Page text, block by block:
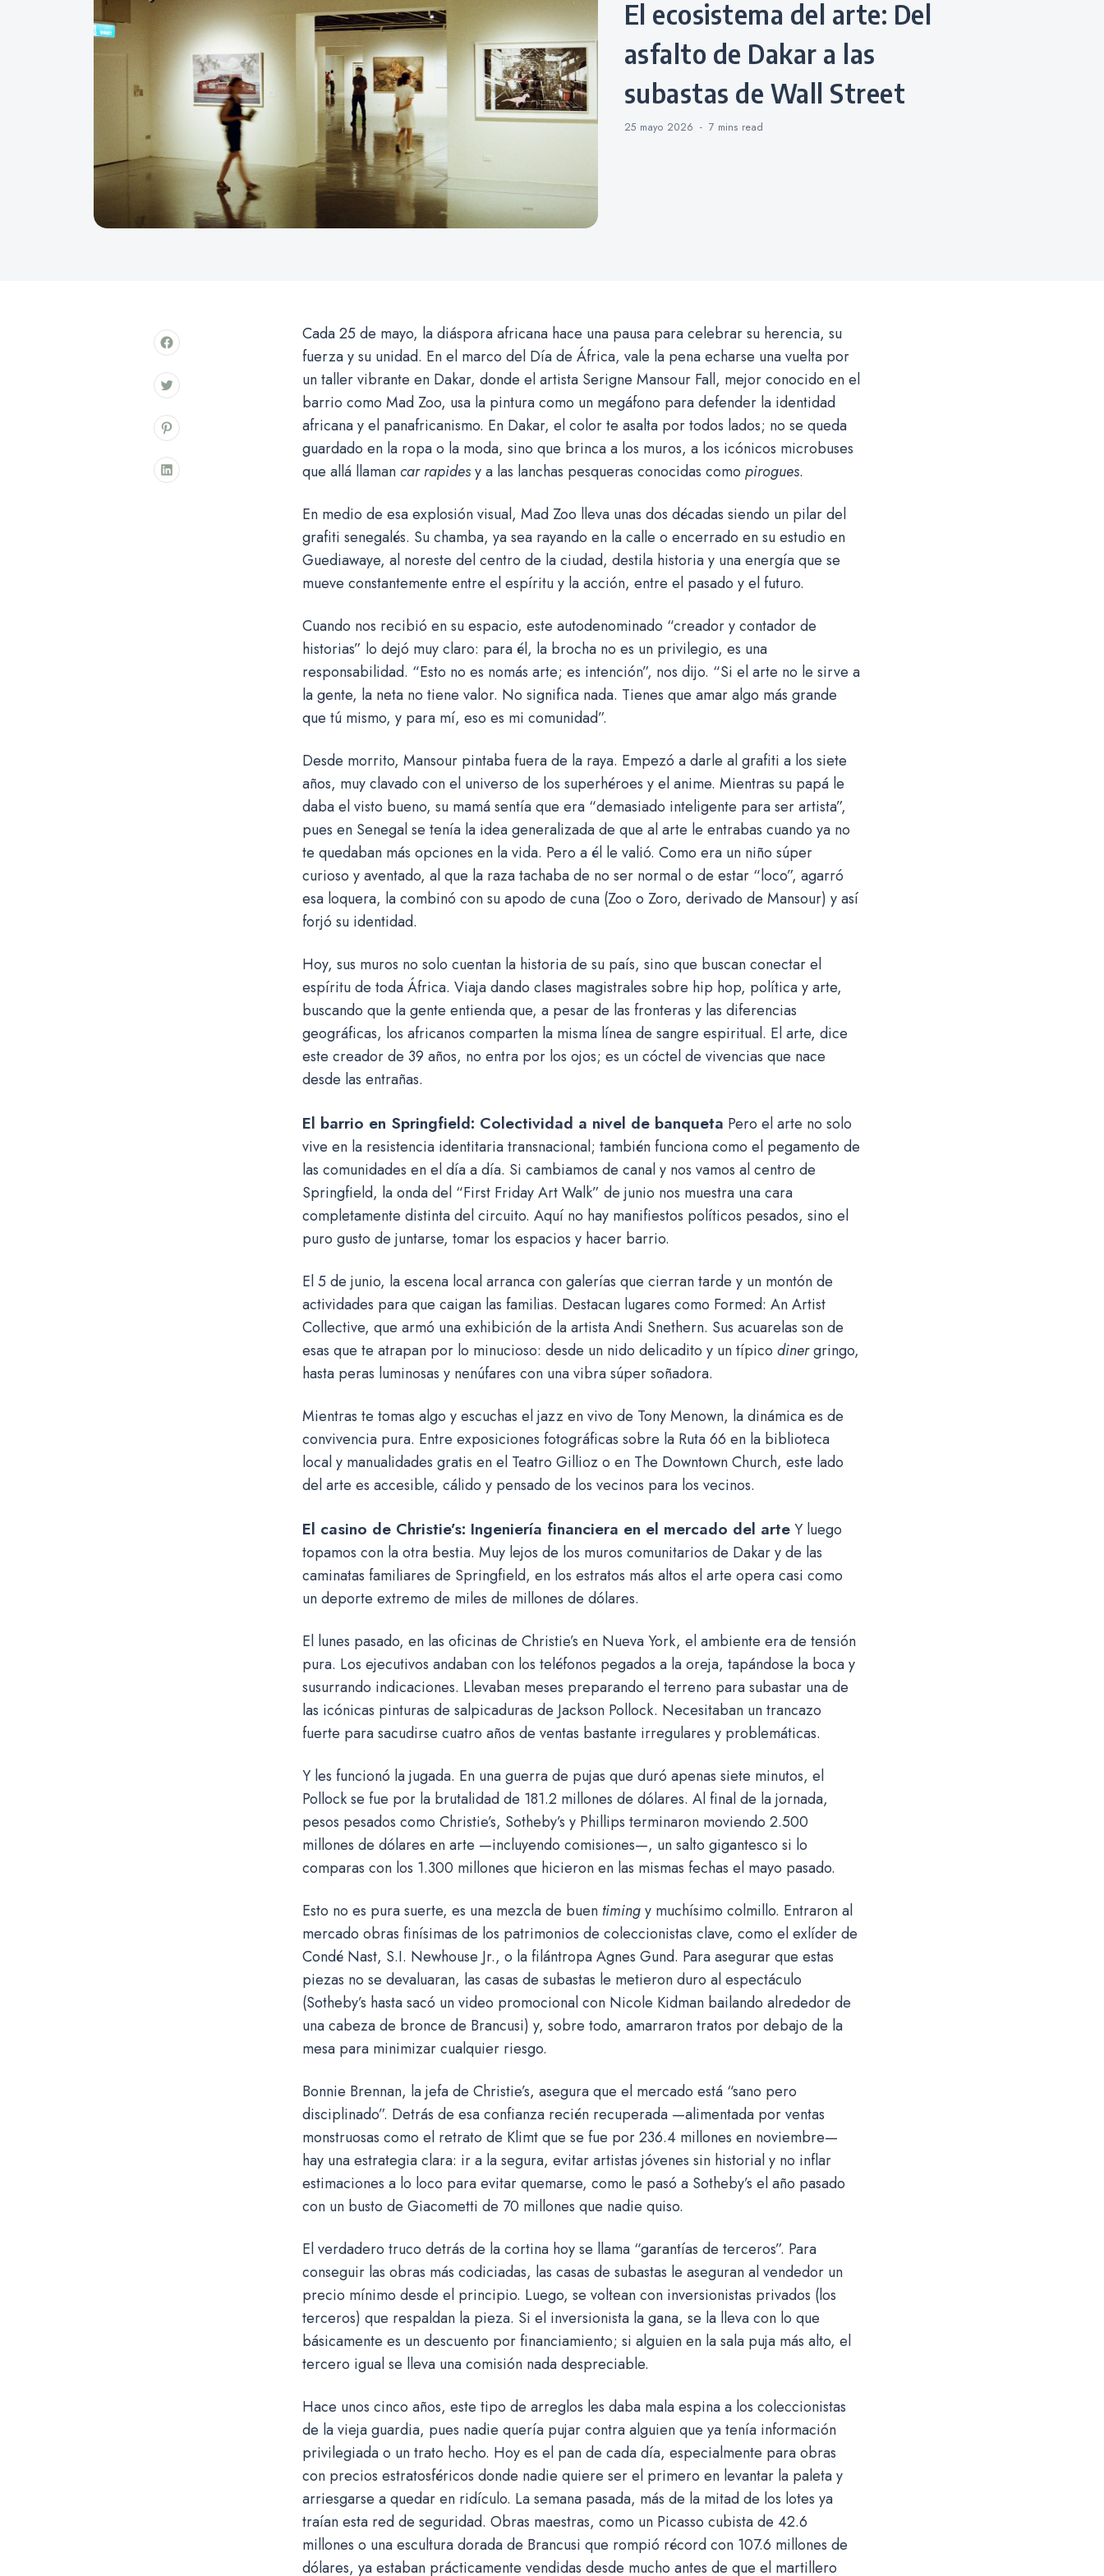
El ecosistema del arte: Del
asfalto de Dakar a las
subastas de Wall Street
25 mayo 2026 7 mins read
Cada 25 de mayo, la diáspora africana hace una pausa para celebrar su herencia, su
fuerza y su unidad. En el marco del Día de África, vale la pena echarse una vuelta por
un taller vibrante en Dakar, donde el artista Serigne Mansour Fall, mejor conocido en el
barrio como Mad Zoo, usa la pintura como un megáfono para defender la identidad
africana y el panafricanismo. En Dakar, el color te asalta por todos lados; no se queda
guardado en la ropa o la moda, sino que brinca a los muros, a los icónicos microbuses
que allá llamancar rapidesy a las lanchas pesqueras conocidas como pirogues.
En medio de esa explosión visual, Mad Zoo lleva unas dos décadas siendo un pilar del
grafiti senegalés. Su chamba, ya sea rayando en la calle o encerrado en su estudio en
Guediawaye, al noreste del centro de la ciudad, destila historia y una energía que se
mueve constantemente entre el espíritu y la acción, entre el pasado y el futuro.
Cuando nos recibió en su espacio, este autodenominado “creador y contador de
historias” lo dejó muy claro: para él, la brocha no es un privilegio, es una
responsabilidad. “Esto no es nomás arte; es intención”, nos dijo. “Si el arte no le sirve a
la gente, la neta no tiene valor. No significa nada. Tienes que amar algo más grande
que tú mismo, y para mí, eso es mi comunidad”.
Desde morrito, Mansour pintaba fuera de la raya. Empezó a darle al grafiti a los siete
años, muy clavado con el universo de los superhéroes y el anime. Mientras su papá le
daba el visto bueno, su mamá sentía que era “demasiado inteligente para ser artista”,
pues en Senegal se tenía la idea generalizada de que al arte le entrabas cuando ya no
te quedaban más opciones en la vida. Pero a él le valió. Como era un niño súper
curioso y aventado, al que la raza tachaba de no ser normal o de estar “loco”, agarró
esa loquera, la combinó con su apodo de cuna (Zoo o Zoro, derivado de Mansour) y así
forjó su identidad.
Hoy, sus muros no solo cuentan la historia de su país, sino que buscan conectar el
espíritu de toda África. Viaja dando clases magistrales sobre hip hop, política y arte,
buscando que la gente entienda que, a pesar de las fronteras y las diferencias
geográficas, los africanos comparten la misma línea de sangre espiritual. El arte, dice
este creador de 39 años, no entra por los ojos; es un cóctel de vivencias que nace
desde las entrañas.
El barrio en Springfield: Colectividad a nivel de banqueta Pero el arte no solo
vive en la resistencia identitaria transnacional; también funciona como el pegamento de
las comunidades en el día a día. Si cambiamos de canal y nos vamos al centro de
Springfield, la onda del “First Friday Art Walk” de junio nos muestra una cara
completamente distinta del circuito. Aquí no hay manifiestos políticos pesados, sino el
puro gusto de juntarse, tomar los espacios y hacer barrio.
El 5 de junio, la escena local arranca con galerías que cierran tarde y un montón de
actividades para que caigan las familias. Destacan lugares como Formed: An Artist
Collective, que armó una exhibición de la artista Andi Snethern. Sus acuarelas son de
esas que te atrapan por lo minucioso: desde un nido delicadito y un típico dinergringo,
hasta peras luminosas y nenúfares con una vibra súper soñadora.
Mientras te tomas algo y escuchas el jazz en vivo de Tony Menown, la dinámica es de
convivencia pura. Entre exposiciones fotográficas sobre la Ruta 66 en la biblioteca
local y manualidades gratis en el Teatro Gillioz o en The Downtown Church, este lado
del arte es accesible, cálido y pensado de los vecinos para los vecinos.
El casino de Christie’s: Ingeniería financiera en el mercado del arteY luego
topamos con la otra bestia. Muy lejos de los muros comunitarios de Dakar y de las
caminatas familiares de Springfield, en los estratos más altos el arte opera casi como
un deporte extremo de miles de millones de dólares.
El lunes pasado, en las oficinas de Christie’s en Nueva York, el ambiente era de tensión
pura. Los ejecutivos andaban con los teléfonos pegados a la oreja, tapándose la boca y
susurrando indicaciones. Llevaban meses preparando el terreno para subastar una de
las icónicas pinturas de salpicaduras de Jackson Pollock. Necesitaban un trancazo
fuerte para sacudirse cuatro años de ventas bastante irregulares y problemáticas.
Y les funcionó la jugada. En una guerra de pujas que duró apenas siete minutos, el
Pollock se fue por la brutalidad de 181.2 millones de dólares. Al final de la jornada,
pesos pesados como Christie’s, Sotheby’s y Phillips terminaron moviendo 2.500
millones de dólares en arte —incluyendo comisiones—, un salto gigantesco si lo
comparas con los 1.300 millones que hicieron en las mismas fechas el mayo pasado.
Esto no es pura suerte, es una mezcla de buen timingy muchísimo colmillo. Entraron al
mercado obras finísimas de los patrimonios de coleccionistas clave, como el exlíder de
Condé Nast, S.I. Newhouse Jr., o la filántropa Agnes Gund. Para asegurar que estas
piezas no se devaluaran, las casas de subastas le metieron duro al espectáculo
(Sotheby’s hasta sacó un video promocional con Nicole Kidman bailando alrededor de
una cabeza de bronce de Brancusi) y, sobre todo, amarraron tratos por debajo de la
mesa para minimizar cualquier riesgo.
Bonnie Brennan, la jefa de Christie’s, asegura que el mercado está “sano pero
disciplinado”. Detrás de esa confianza recién recuperada —alimentada por ventas
monstruosas como el retrato de Klimt que se fue por 236.4 millones en noviembre—
hay una estrategia clara: ir a la segura, evitar artistas jóvenes sin historial y no inflar
estimaciones a lo loco para evitar quemarse, como le pasó a Sotheby’s el año pasado
con un busto de Giacometti de 70 millones que nadie quiso.
El verdadero truco detrás de la cortina hoy se llama “garantías de terceros”. Para
conseguir las obras más codiciadas, las casas de subastas le aseguran al vendedor un
precio mínimo desde el principio. Luego, se voltean con inversionistas privados (los
terceros) que respaldan la pieza. Si el inversionista la gana, se la lleva con lo que
básicamente es un descuento por financiamiento; si alguien en la sala puja más alto, el
tercero igual se lleva una comisión nada despreciable.
Hace unos cinco años, este tipo de arreglos les daba mala espina a los coleccionistas
de la vieja guardia, pues nadie quería pujar contra alguien que ya tenía información
privilegiada o un trato hecho. Hoy es el pan de cada día, especialmente para obras
con precios estratosféricos donde nadie quiere ser el primero en levantar la paleta y
arriesgarse a quedar en ridículo. La semana pasada, más de la mitad de los lotes ya
traían esta red de seguridad. Obras maestras, como un Picasso cubista de 42.6
millones o una escultura dorada de Brancusi que rompió récord con 107.6 millones de
dólares, ya estaban prácticamente vendidas desde mucho antes de que el martillero